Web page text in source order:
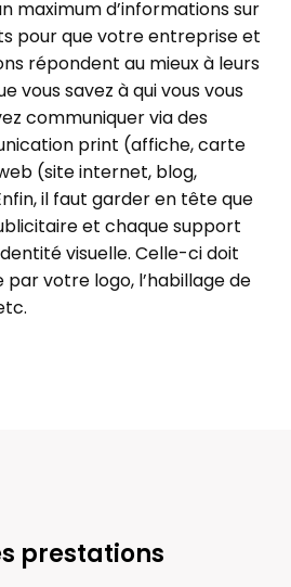
maximum d’informations sur
pour que votre entreprise et
répondent au mieux à leurs
vous savez à qui vous vous
communiquer via des
print (affiche, carte
(site internet, blog,
il faut garder en tête que
et chaque support
visuelle. Celle-ci doit
votre logo, l’habillage de
prestations